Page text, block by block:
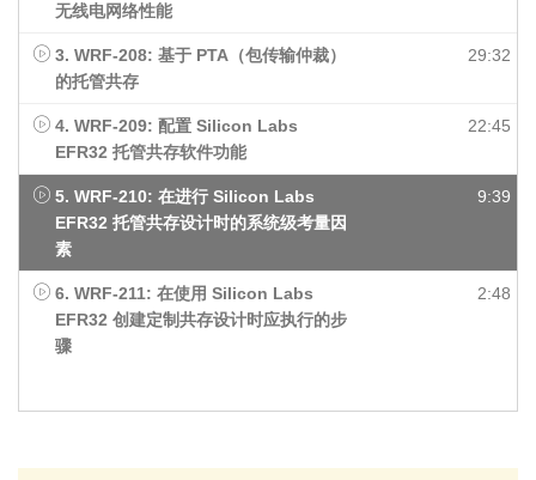
无线电网络性能
3. WRF-208: 基于 PTA（包传输仲裁）
的托管共存
29:32
4. WRF-209: 配置 Silicon Labs
EFR32 托管共存软件功能
22:45
5. WRF-210: 在进行 Silicon Labs
EFR32 托管共存设计时的系统级考量因
素
9:39
6. WRF-211: 在使用 Silicon Labs
EFR32 创建定制共存设计时应执行的步
骤
2:48